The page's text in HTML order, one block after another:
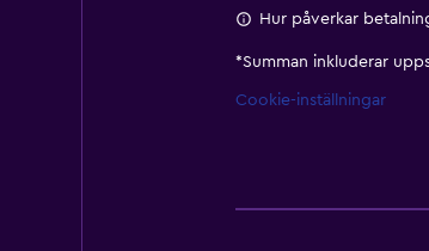
Hur påverkar
*Summan inkluderar
Cookie-inställningar